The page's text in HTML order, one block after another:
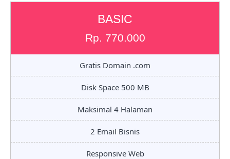
BASIC
Rp. 770.000
Gratis Domain .com
Disk Space 500 MB
Maksimal 4 Halaman
2 Email Bisnis
Responsive Web